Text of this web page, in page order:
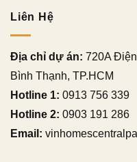
Liên Hệ
Địa chỉ dự án: 720A
Bình Thạnh, TP.HCM
Hotline 1: 0913 756 339
Hotline 2: 0903 191 286
Email: